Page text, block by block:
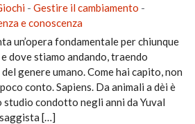
-Gestire il cambiamento -
e conoscenza
un’opera fondamentale per chiunque
dove stiamo andando, traendo
genere umano. Come hai capito, non
conto. Sapiens. Da animali a dèi è
studio condotto negli anni da Yuval
[…]